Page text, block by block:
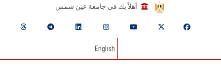
أهلاً بك في جامعة عين شمس
English